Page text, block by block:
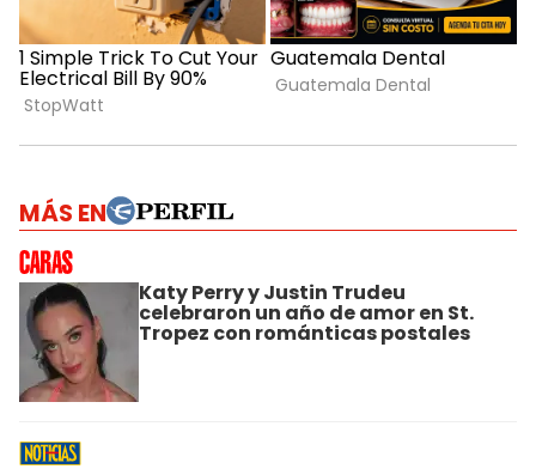
MÁS EN
Katy Perry y Justin Trudeu
celebraron un año de amor en St.
Tropez con románticas postales